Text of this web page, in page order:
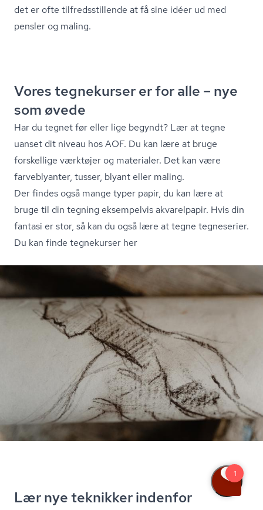
det er ofte til­freds­stil­len­de at få sine idéer ud med
pensler og maling.
Vores tegnekurser er for alle – nye
som øvede
Har du tegnet før eller lige begyndt? Lær at tegne
uanset dit niveau hos AOF. Du kan lære at bruge
forskellige værktøjer og materialer. Det kan være
farveblyanter, tusser, blyant eller maling.
Der findes også mange typer papir, du kan lære at
bruge til din tegning eksempelvis akvarelpapir. Hvis din
fantasi er stor, så kan du også lære at tegne tegneserier.
Du kan finde tegnekurser her
Lær nye teknikker indenfor